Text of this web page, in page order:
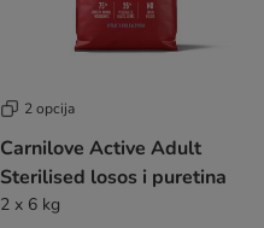
2 opcija
Carnilove Active Adult
Sterilised losos i puretina
2 x 6 kg